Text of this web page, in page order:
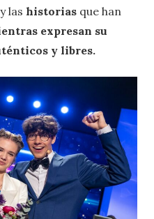
y las historias que han
expresan su
y libres.